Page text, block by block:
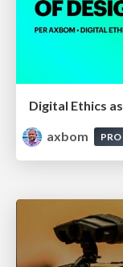
Digital Ethics
axbom
PRO